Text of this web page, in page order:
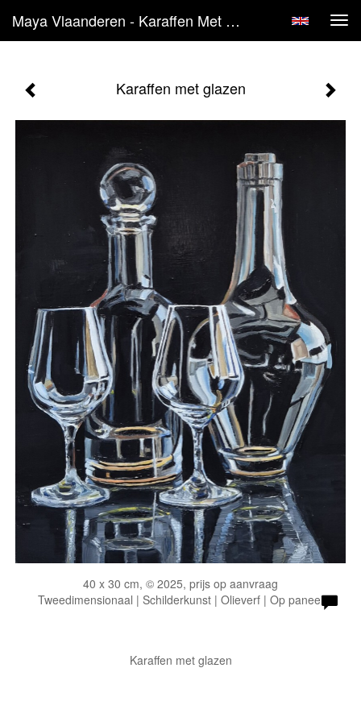
Maya Vlaanderen - Karaffen Met Glazen
Karaffen met glazen
40 x 30 cm, © 2025, prijs op aanvraag
Tweedimensionaal | Schilderkunst | Olieverf | Op paneel
Karaffen met glazen